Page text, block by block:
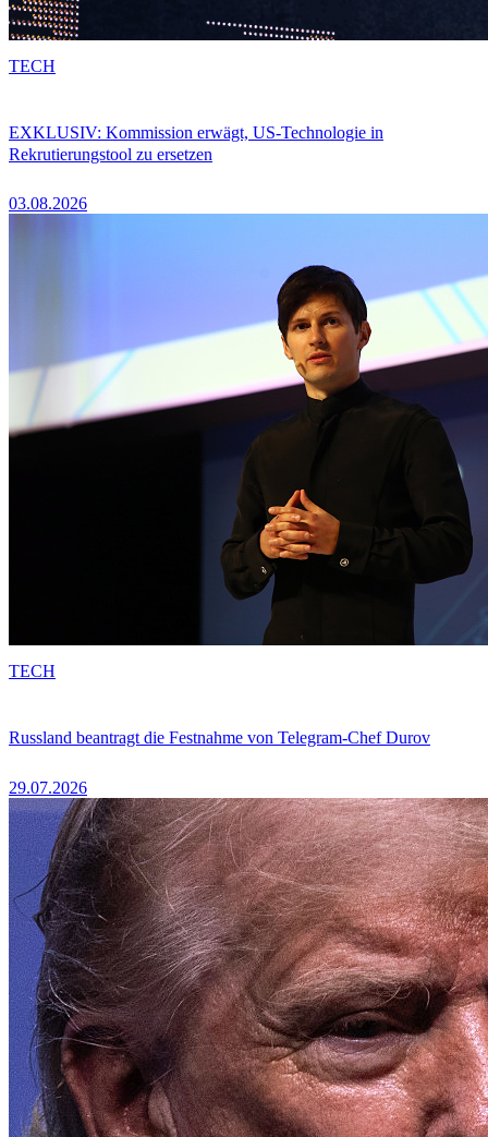
EXKLUSIV: Kommission erwägt, US-Technologie in
Rekrutierungstool zu ersetzen
03.08.2026
TECH
Russland beantragt die Festnahme von Telegram-Chef Durov
29.07.2026
TECH